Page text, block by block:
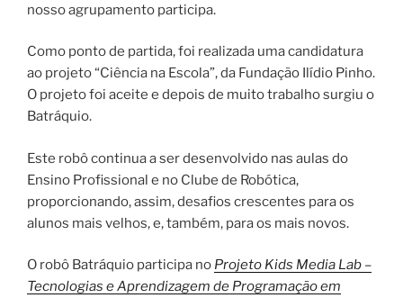
nosso agrupamento participa.
Como ponto de partida, foi realizada uma candidatura
ao projeto “Ciência na Escola”, da Fundação Ilídio Pinho.
O projeto foi aceite e depois de muito trabalho surgiu o
Batráquio.
Este robô continua a ser desenvolvido nas aulas do
Ensino Profissional e no Clube de Robótica,
proporcionando, assim, desafios crescentes para os
alunos mais velhos, e, também, para os mais novos.
O robô Batráquio participa no Projeto Kids Media Lab –
Tecnologias e Aprendizagem de Programação em